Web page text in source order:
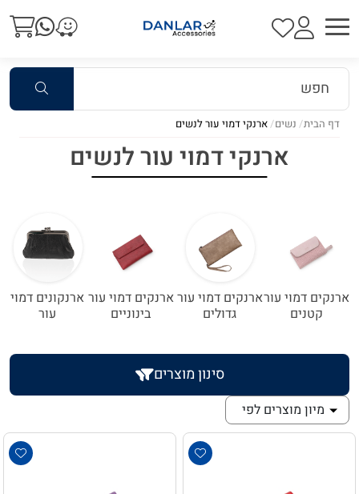
דף הבית נשים ארנקי דמוי עור לנשים
ארנקי דמוי עור לנשים
ארנקים דמוי עור
קטנים
ארנקים דמוי עור
גדולים
ארנקים דמוי עור
בינוניים
ארנקונים דמוי
עור
סינון מוצרים
מיון מוצרים לפי